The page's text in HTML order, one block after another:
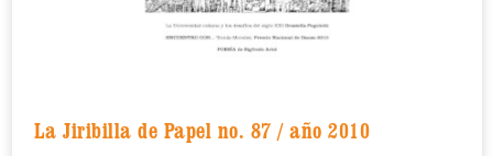
La Jiribilla de Papel no. 87 / año 2010